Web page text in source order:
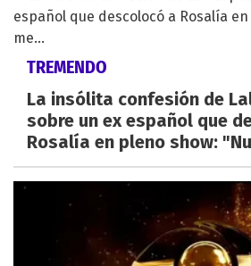
TREMENDO
La insólita confesión de
sobre un ex español que
Rosalía en pleno show: